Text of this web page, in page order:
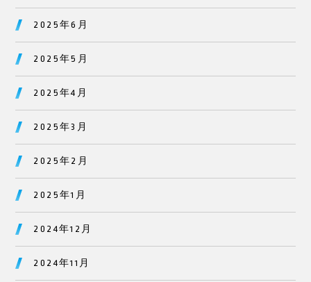
2025年6月
2025年5月
2025年4月
2025年3月
2025年2月
2025年1月
2024年12月
2024年11月